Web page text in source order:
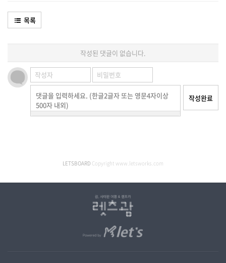
목록
작성된 댓글이 없습니다.
댓글을 입력하세요. (한글2글자 또는 영문4자이상
500자 내외)
작성완료
LETSBOARD Copyright www.letsworks.com